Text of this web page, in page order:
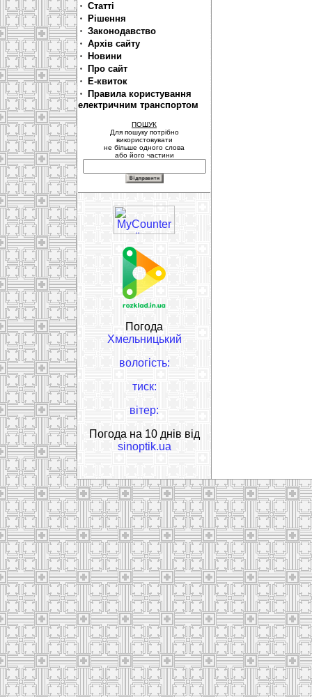
Статті
Рішення
Законодавство
Архів сайту
Новини
Про сайт
Е-квиток
Правила користування
електричним транспортом
ПОШУК
Для пошуку потрібно
використовувати
не більше одного слова
або його частини
Погода
Хмельницький
вологість:
тиск:
вітер:
Погода на 10 днів від
sinoptik.ua